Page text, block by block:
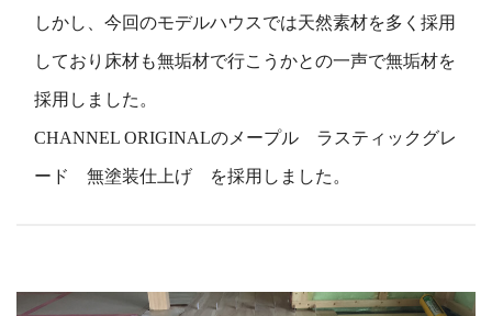
しかし、今回のモデルハウスでは天然素材を多く採用
しており床材も無垢材で行こうかとの一声で無垢材を
採用しました。
CHANNEL ORIGINALのメープル ラスティックグレ
ード 無塗装仕上げ を採用しました。